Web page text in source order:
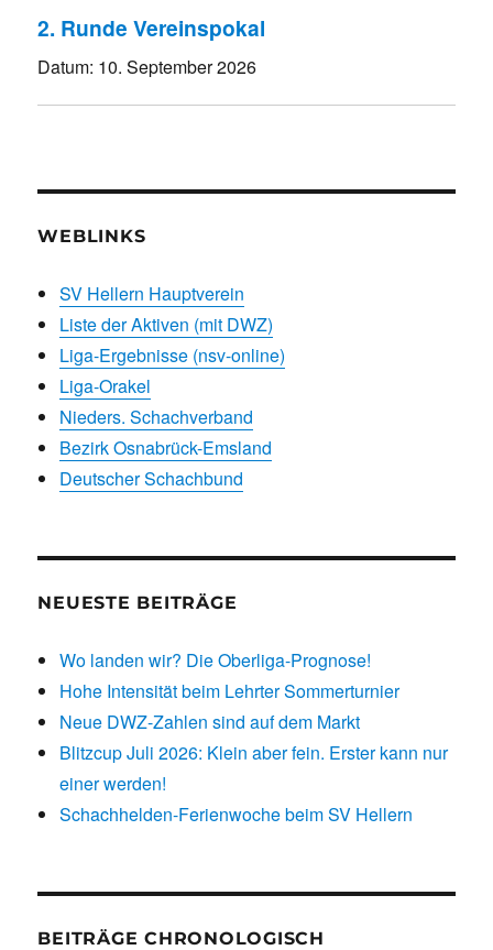
2. Runde Vereinspokal
Datum: 10. September 2026
WEBLINKS
SV Hellern Hauptverein
Liste der Aktiven (mit DWZ)
Liga-Ergebnisse (nsv-online)
Liga-Orakel
Nieders. Schachverband
Bezirk Osnabrück-Emsland
Deutscher Schachbund
NEUESTE BEITRÄGE
Wo landen wir? Die Oberliga-Prognose!
Hohe Intensität beim Lehrter Sommerturnier
Neue DWZ-Zahlen sind auf dem Markt
Blitzcup Juli 2026: Klein aber fein. Erster kann nur
einer werden!
Schachhelden-Ferienwoche beim SV Hellern
BEITRÄGE CHRONOLOGISCH